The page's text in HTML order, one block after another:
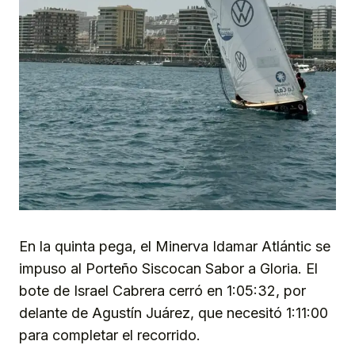
En la quinta pega, el Minerva Idamar Atlántic se
impuso al Porteño Siscocan Sabor a Gloria. El
bote de Israel Cabrera cerró en 1:05:32, por
delante de Agustín Juárez, que necesitó 1:11:00
para completar el recorrido.